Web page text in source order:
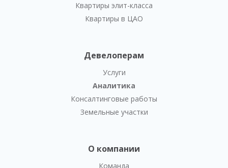
Квартиры элит-класса
Квартиры в ЦАО
Девелоперам
Услуги
Аналитика
Консалтинговые работы
Земельные участки
О компании
Команда